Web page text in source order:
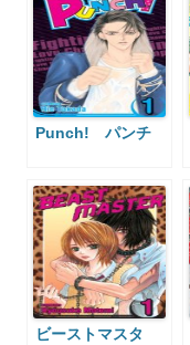
Punch! パンチ
ビーストマスタ